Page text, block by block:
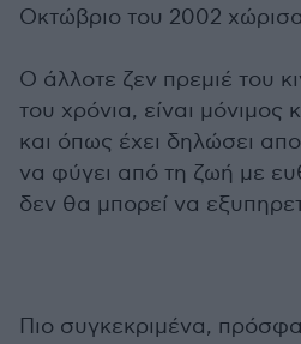
Οκτώβριο του 2002
Ο άλλοτε ζεν πρεμιέ του
του χρόνια, είναι μόνιμος
και όπως έχει δηλώσει
να φύγει από τη ζωή με
δεν θα μπορεί να
Πιο συγκεκριμένα,